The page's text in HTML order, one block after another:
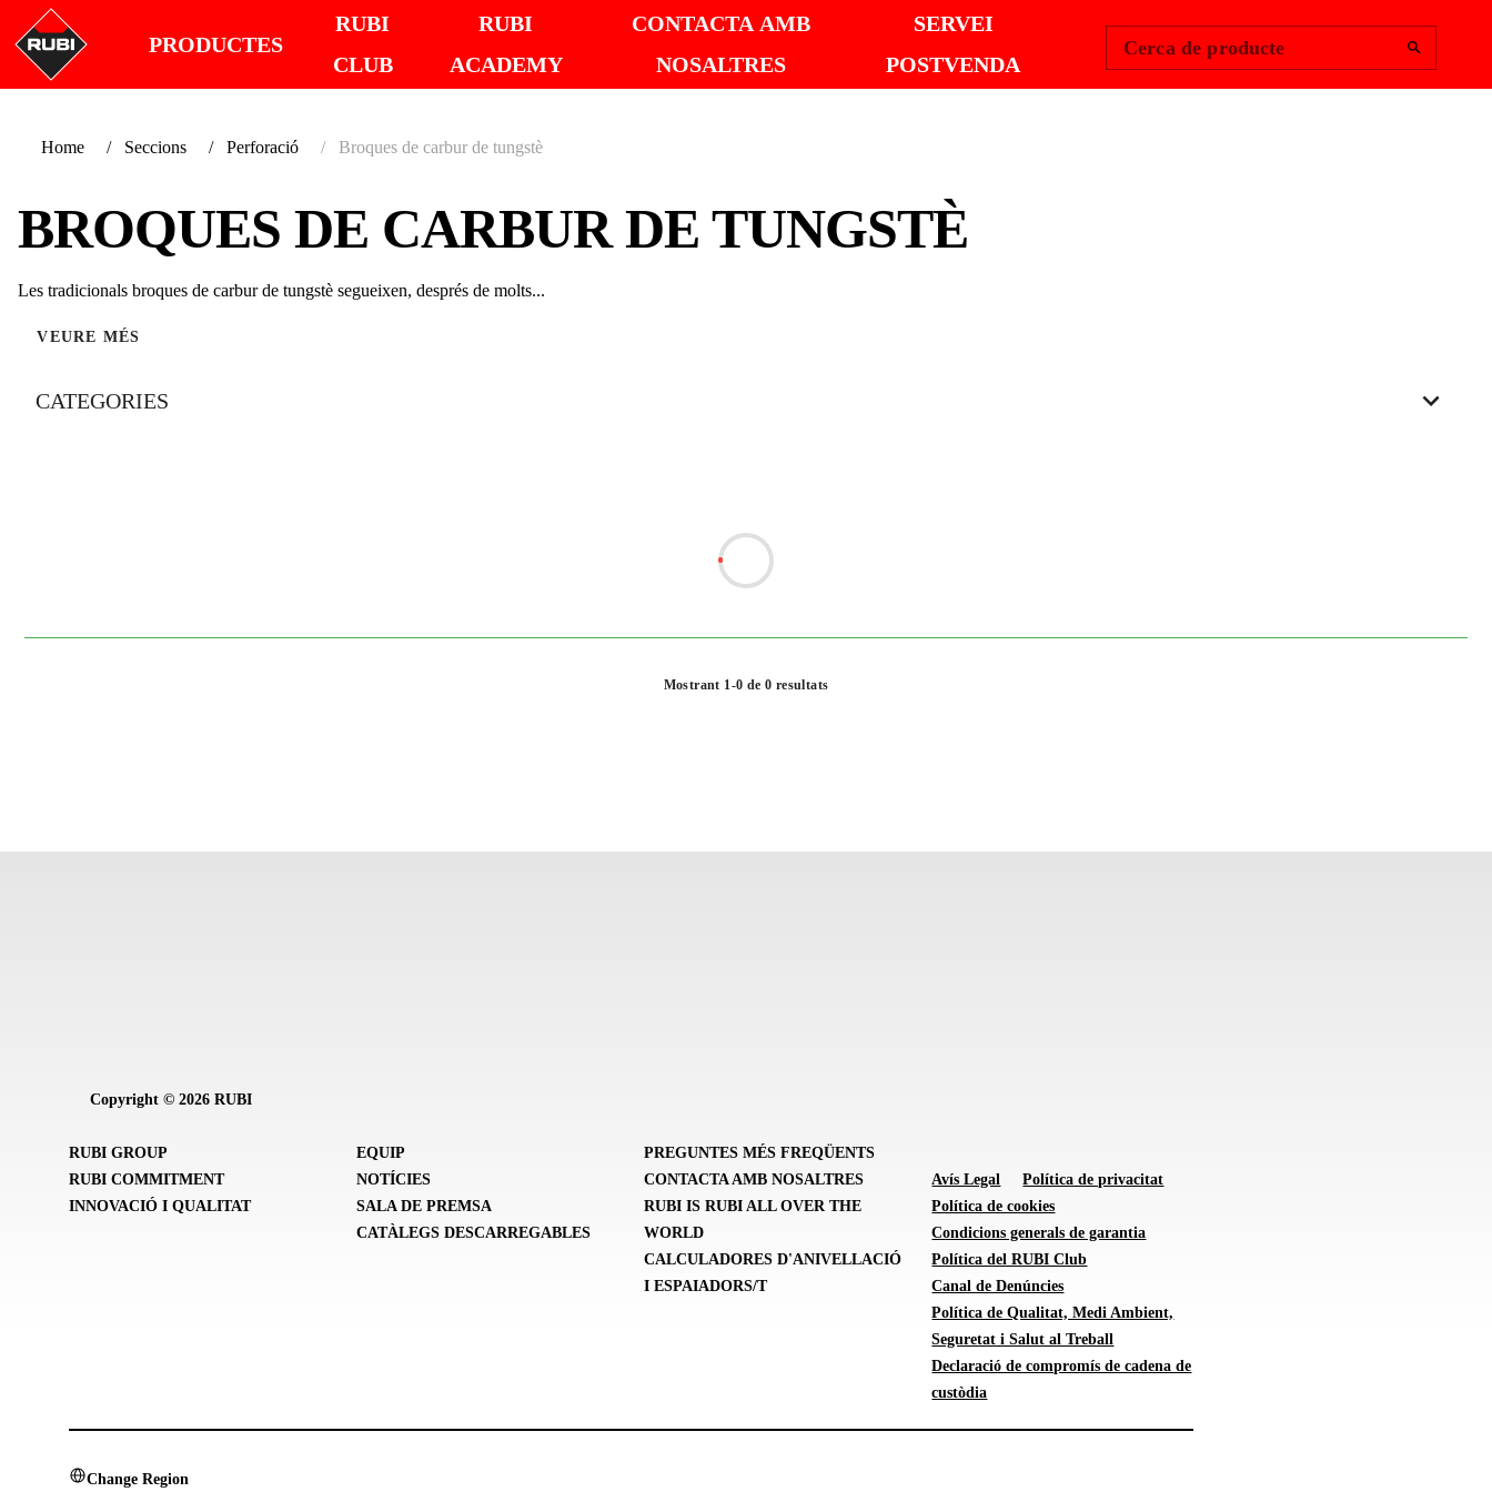
PRODUCTES
RUBI
CLUB
RUBI
ACADEMY
CONTACTA AMB
NOSALTRES
SERVEI
POSTVENDA
Cerca de producte
Home Seccions Perforació Broques de carbur de tungstè
BROQUES DE CARBUR DE TUNGSTÈ
Les tradicionals broques de carbur de tungstè segueixen, després de molts...
VEURE MÉS
CATEGORIES
Mostrant 1-0 de 0 resultats
Copyright © 2026 RUBI
RUBI GROUP
RUBI COMMITMENT
INNOVACIÓ I QUALITAT
EQUIP
NOTÍCIES
SALA DE PREMSA
CATÀLEGS DESCARREGABLES
PREGUNTES MÉS FREQÜENTS
CONTACTA AMB NOSALTRES
RUBI IS RUBI ALL OVER THE
WORLD
CALCULADORES D'ANIVELLACIÓ
I ESPAIADORS/T
Avís Legal
Política de privacitat
Política de cookies
Condicions generals de garantia
Política del RUBI Club
Canal de Denúncies
Política de Qualitat, Medi Ambient,
Seguretat i Salut al Treball
Declaració de compromís de cadena de
custòdia
Change Region